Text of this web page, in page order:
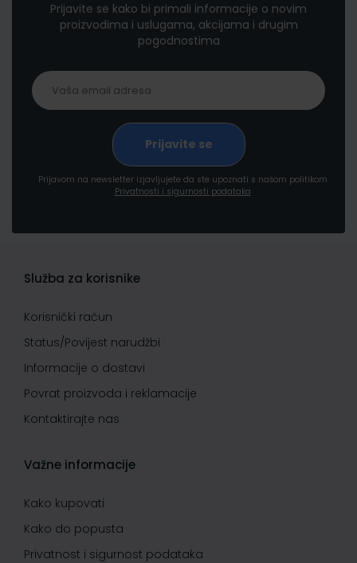
Prijavite se kako bi primali informacije o novim
proizvodima i uslugama, akcijama i drugim
pogodnostima
Prijavom na newsletter izjavljujete da ste upoznati s našom politikom
Privatnosti i sigurnosti podataka
Služba za korisnike
Korisnički račun
Status/Povijest narudžbi
Informacije o dostavi
Povrat proizvoda i reklamacije
Kontaktirajte nas
Važne informacije
Kako kupovati
Kako do popusta
Privatnost i sigurnost podataka